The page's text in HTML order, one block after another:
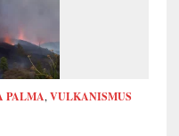
PALMA, VULKANISMUS